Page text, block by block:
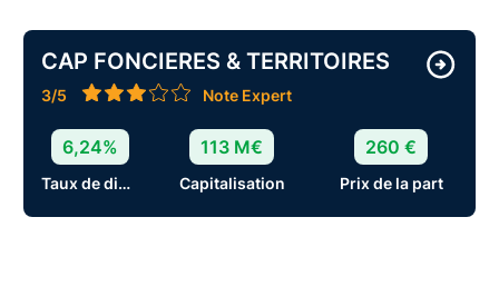
CAP FONCIERES & TERRITOIRES
3/5 Note Expert
6,24%
Taux de distribution
113 M€
Capitalisation
260 €
Prix de la part